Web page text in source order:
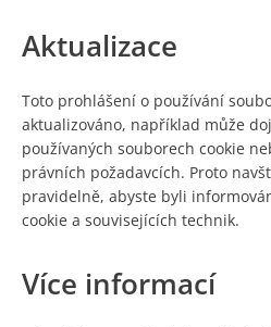
Aktualizace
Toto prohlášení o používání
aktualizováno, například může
používaných souborech cookie
právních požadavcích. Proto
pravidelně, abyste byli
cookie a souvisejících technik.
Více informací